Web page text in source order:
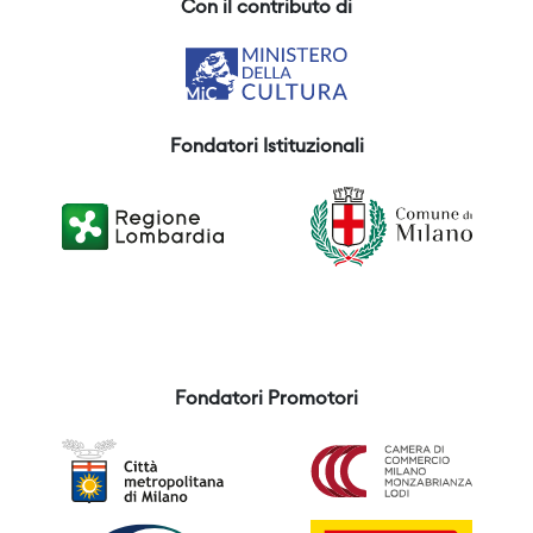
Con il contributo di
Fondatori Istituzionali
Fondatori Promotori